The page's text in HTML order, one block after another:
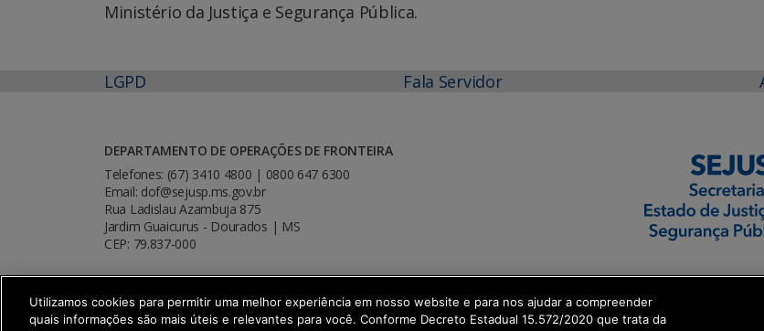
Ministério da Justiça e Segurança Pública.
LGPD Fala Servidor
DEPARTAMENTO DE OPERAÇÕES DE FRONTEIRA
Telefones: (67) 3410 4800 | 0800 647 6300
Email: dof@sejusp.ms.gov.br
Rua Ladislau Azambuja 875
Jardim Guaicurus - Dourados | MS
CEP: 79.837-000
Utilizamos cookies para permitir uma melhor experiência em nosso website e para nos ajudar a compreender
quais informações são mais úteis e relevantes para você. Conforme Decreto Estadual 15.572/2020 que trata da